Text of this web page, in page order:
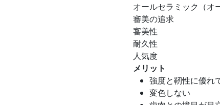
オールセラミック（オ
審美の追求
審美性
耐久性
人気度
メリット
強度と靭性に優れ
変色しない